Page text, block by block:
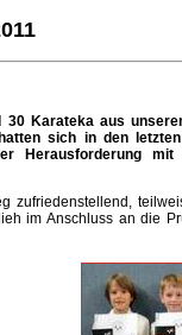
Karateka aus
sich in den
Herausforderung mit
zufriedenstellend,
im Anschluss an die